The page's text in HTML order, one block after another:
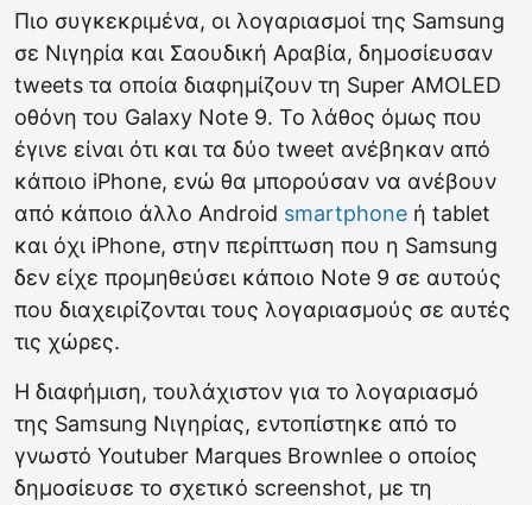
Πιο συγκεκριμένα, οι λογαριασμοί της Samsung
σε Νιγηρία και Σαουδική Αραβία, δημοσίευσαν
tweets τα οποία διαφημίζουν τη Super AMOLED
οθόνη του Galaxy Note 9. Το λάθος όμως που
έγινε είναι ότι και τα δύο tweet ανέβηκαν από
κάποιο iPhone, ενώ θα μπορούσαν να ανέβουν
από κάποιο άλλο Android smartphone ή tablet
και όχι iPhone, στην περίπτωση που η Samsung
δεν είχε προμηθεύσει κάποιο Note 9 σε αυτούς
που διαχειρίζονται τους λογαριασμούς σε αυτές
τις χώρες.
Η διαφήμιση, τουλάχιστον για το λογαριασμό
της Samsung Νιγηρίας, εντοπίστηκε από το
γνωστό Youtuber Marques Brownlee ο οποίος
δημοσίευσε το σχετικό screenshot, με τη